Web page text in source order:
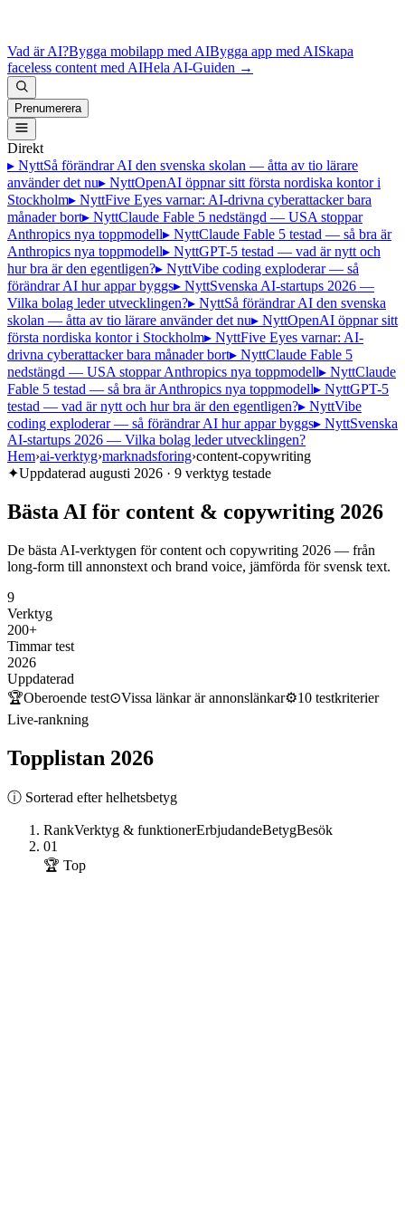
Vad är AI?Bygga mobilapp med AIBygga app med AISkapa
faceless content med AIHela AI-Guiden →
Prenumerera
Direkt
▸ NyttSå förändrar AI den svenska skolan — åtta av tio lärare
använder det nu▸ NyttOpenAI öppnar sitt första nordiska kontor i
Stockholm▸ NyttFive Eyes varnar: AI-drivna cyberattacker bara
månader bort▸ NyttClaude Fable 5 nedstängd — USA stoppar
Anthropics nya toppmodell▸ NyttClaude Fable 5 testad — så bra är
Anthropics nya toppmodell▸ NyttGPT-5 testad — vad är nytt och
hur bra är den egentligen?▸ NyttVibe coding exploderar — så
förändrar AI hur appar byggs▸ NyttSvenska AI-startups 2026 —
Vilka bolag leder utvecklingen?▸ NyttSå förändrar AI den svenska
skolan — åtta av tio lärare använder det nu▸ NyttOpenAI öppnar sitt
första nordiska kontor i Stockholm▸ NyttFive Eyes varnar: AI-
drivna cyberattacker bara månader bort▸ NyttClaude Fable 5
nedstängd — USA stoppar Anthropics nya toppmodell▸ NyttClaude
Fable 5 testad — så bra är Anthropics nya toppmodell▸ NyttGPT-5
testad — vad är nytt och hur bra är den egentligen?▸ NyttVibe
coding exploderar — så förändrar AI hur appar byggs▸ NyttSvenska
AI-startups 2026 — Vilka bolag leder utvecklingen?
Hem›ai-verktyg›marknadsforing›content-copywriting
✦Uppdaterad augusti 2026 · 9 verktyg testade
Bästa AI för content & copywriting 2026
De bästa AI-verktygen för content och copywriting 2026 — från
long-form till annonstext och brand voice, jämförda för svensk text.
9
Verktyg
200+
Timmar test
2026
Uppdaterad
🏆Oberoende test⊙Vissa länkar är annonslänkar⚙10 testkriterier
Live-rankning
Topplistan 2026
ⓘ Sorterad efter helhetsbetyg
RankVerktyg & funktionerErbjudandeBetygBesök
01
🏆 Top